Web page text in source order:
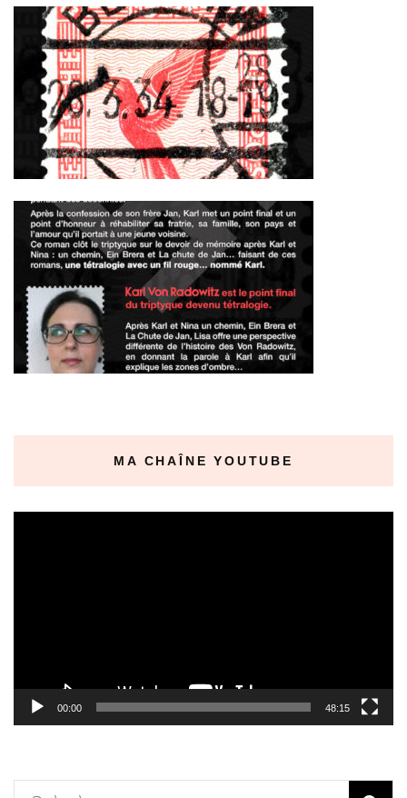
MA CHAÎNE YOUTUBE
00:00 48:15